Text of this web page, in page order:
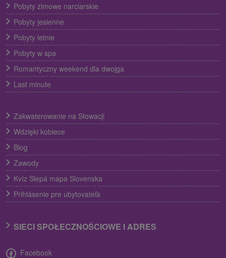
Pobyty zimowe narciarskie
Pobyty jesienne
Pobyty letnie
Pobyty w spa
Romantyczny weekend dla dwojga
Last minute
Zakwaterowanie na Słowacji
Wdzięki kobiece
Blog
Zawody
Kvíz Slepá mapa Slovenska
Prihlásenie pre ubytovateľa
SIECI SPOŁECZNOŚCIOWE I ADRES
Facebook